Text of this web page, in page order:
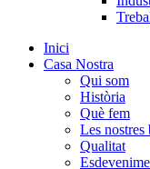
Inici
Casa Nostra
Qui som
Història
Què fem
Les nostres
Qualitat